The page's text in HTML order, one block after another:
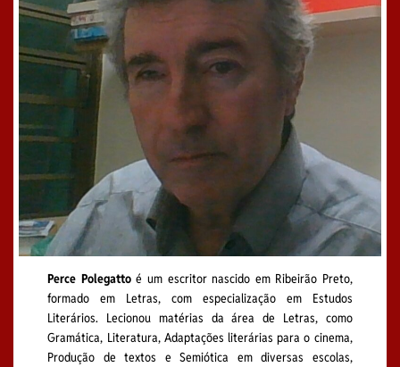
Perce Polegattoé um escritor nascido em Ribeirão Preto,
formado em Letras, com especialização em Estudos
Literários. Lecionou matérias da área de Letras, como
Gramática, Literatura, Adaptações literárias para o cinema,
Produção de textos e Semiótica em diversas escolas,